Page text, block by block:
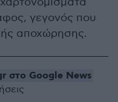
γεγονός που
αποχώρησης.
στο Google News